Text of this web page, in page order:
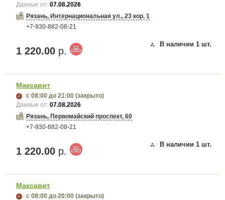
Данные от:07.08.2026
Рязань, Интернациональная ул., 23 кор. 1
+7-930-882-08-21
1 220.00 р.
В наличии 1 шт.
Максавит
с 08:00 до 21:00 (закрыто)
Данные от:07.08.2026
Рязань, Первомайский проспект, 60
+7-930-882-08-21
1 220.00 р.
В наличии 1 шт.
Максавит
с 08:00 до 20:00 (закрыто)